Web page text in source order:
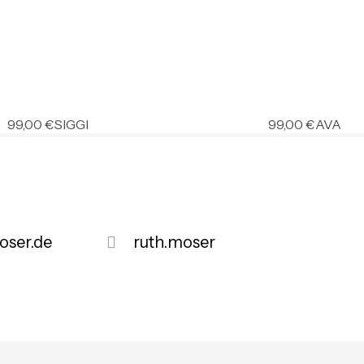
99,00 €SIGGI 99,00 €AVA
ruth.moser